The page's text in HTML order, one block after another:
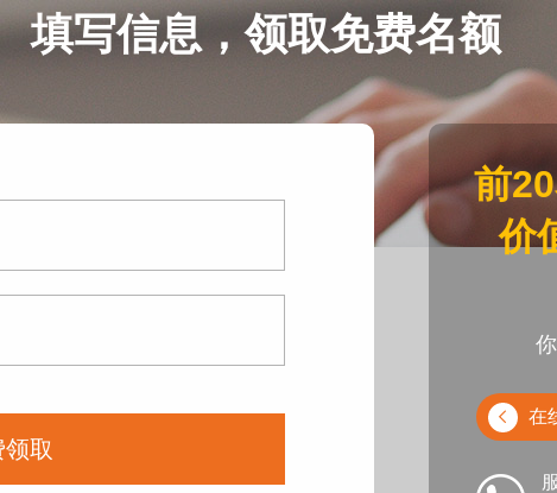
填写信息，领取免费名额
取
前
价
在